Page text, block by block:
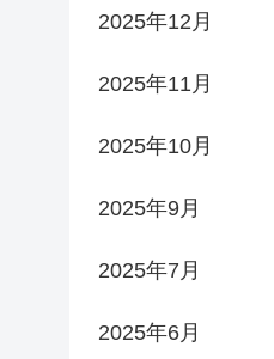
2025年12月
2025年11月
2025年10月
2025年9月
2025年7月
2025年6月